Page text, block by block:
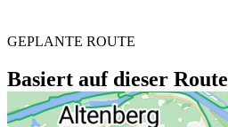
GEPLANTE ROUTE
Basiert auf dieser Route